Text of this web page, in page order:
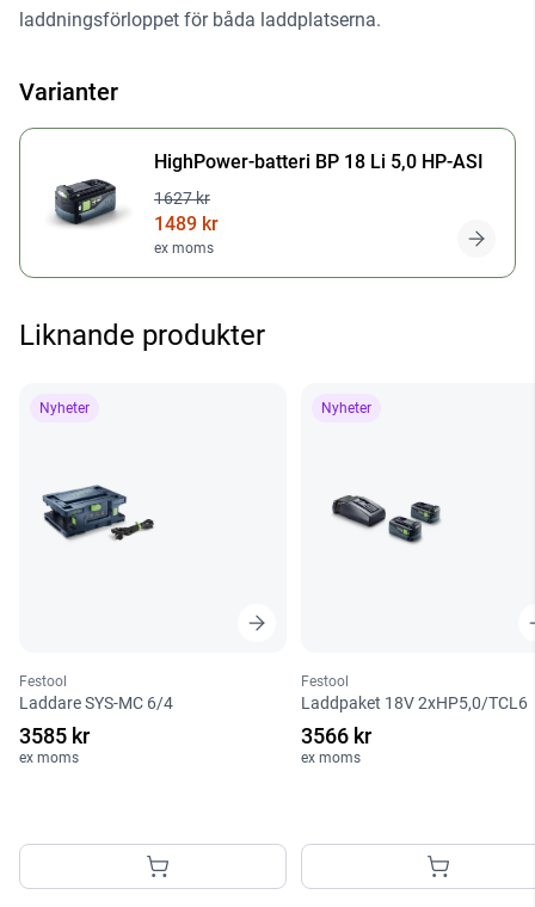
laddningsförloppet för båda laddplatserna.
Varianter
HighPower-batteri BP 18 Li 5,0 HP-ASI
1627 kr
1489 kr
ex moms
Liknande produkter
Nyheter
Festool
Laddare SYS-MC 6/4
3585 kr
ex moms
Nyheter
Festool
Laddpaket 18V 2xHP5,0/TCL6
3566 kr
ex moms